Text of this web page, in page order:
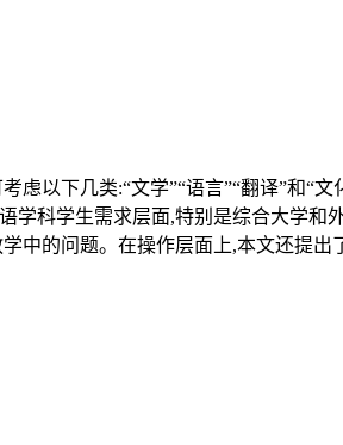
以下几类:“文学”“语言”“翻译”和“
科学生需求层面,特别是综合大学和
的问题。在操作层面上,本文还提出